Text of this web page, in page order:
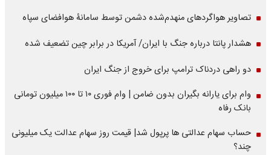
تصاویر هواگردهای منهدم‌شده دشمن توسط سامانۀ هوافضای سپاه
هشدار پانتا درباره جنگ با ایران/ آمریکا در برابر چین تضعیف شده
دو راهی دردناک ترامپ برای خروج از جنگ ایران
وام برای یارانه بگیران بدون ضامن | وام فوری ۱۰ تا ۱۰۰ میلیون تومانی
بانک رفاه
حساب سهام عدالتی ها پرپول شد| قیمت روز سهام عدالت یک میلیونی
چند؟